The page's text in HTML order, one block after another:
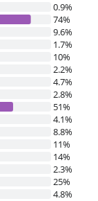
0.9%
74%
9.6%
1.7%
10%
2.2%
4.7%
2.8%
51%
4.1%
8.8%
11%
14%
2.3%
25%
4.8%